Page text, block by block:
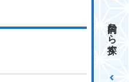
目的から探す